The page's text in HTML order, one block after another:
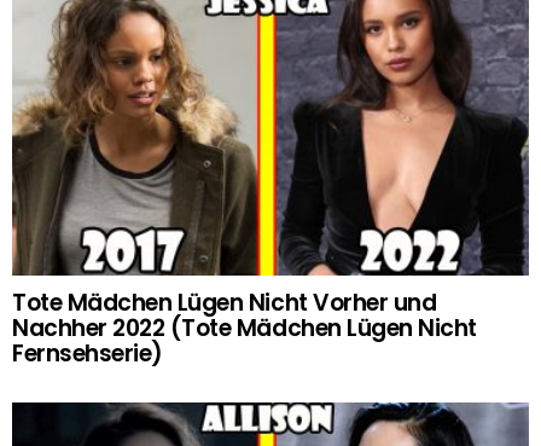
Tote Mädchen Lügen Nicht Vorher und
Nachher 2022 (Tote Mädchen Lügen Nicht
Fernsehserie)